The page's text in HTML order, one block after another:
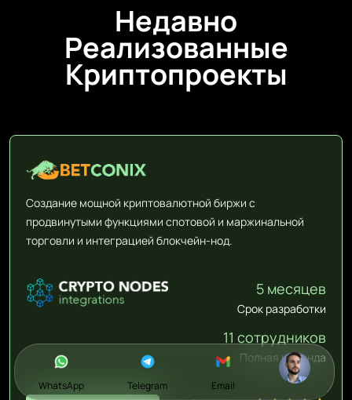
Недавно
Реализованные
Криптопроекты
Создание мощной криптовалютной биржи с
продвинутыми функциями спотовой и маржинальной
торговли и интеграцией блокчейн-нод.
5 месяцев
Срок разработки
11 сотрудников
Полная команда
WhatsApp Telegram Email